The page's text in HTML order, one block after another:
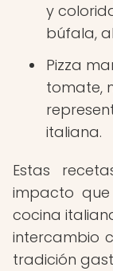
y
búfala,
Pizza
tomate,
italiana.
Estas
impacto
cocina
intercambio
tradición